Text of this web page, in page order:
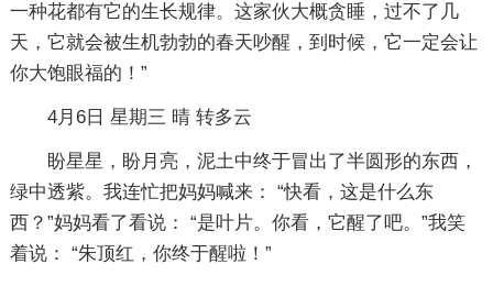
一种花都有它的生长规律。这家伙大概贪睡，过不了几
天，它就会被生机勃勃的春天吵醒，到时候，它一定会让
你大饱眼福的！”
4月6日 星期三 晴 转多云
盼星星，盼月亮，泥土中终于冒出了半圆形的东西，
绿中透紫。我连忙把妈妈喊来： “快看，这是什么东
西？”妈妈看了看说： “是叶片。你看，它醒了吧。”我笑
着说： “朱顶红，你终于醒啦！”